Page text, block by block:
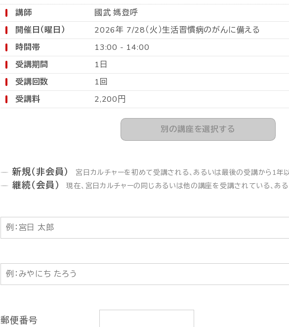
講師
國武 媽登呼
開催日（曜日）
2026年 7/28（火）生活習慣病のがんに備える
時間帯
13:00 - 14:00
受講期間
1日
受講回数
1回
受講料
2,200円
別の講座を選択する
新規（非会員） 宮日カルチャーを初めて受講される、あるいは最後の受講から1年
継続（会員） 現在、宮日カルチャーの同じあるいは他の講座を受講されている、あ
郵便番号